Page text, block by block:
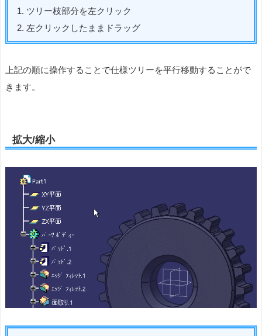
1. ツリー枝部分を左クリック
2. 左クリックしたままドラッグ
上記の順に操作することで仕様ツリーを平行移動することがで
きます。
拡大/縮小